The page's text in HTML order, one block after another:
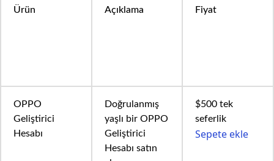
Ürün Açıklama Fiyat
OPPO
Geliştirici
Hesabı
Doğrulanmış
yaşlı bir OPPO
Geliştirici
Hesabı satın
$500 tek
seferlik
Sepete ekle